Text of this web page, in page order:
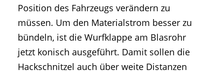
Position des Fahrzeugs verändern zu
müssen. Um den Materialstrom besser zu
bündeln, ist die Wurfklappe am Blasrohr
jetzt konisch ausgeführt. Damit sollen die
Hackschnitzel auch über weite Distanzen